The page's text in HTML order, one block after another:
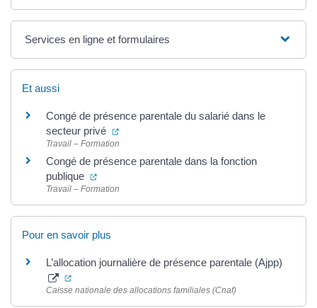
Services en ligne et formulaires
Et aussi
Congé de présence parentale du salarié dans le
secteur privé
(ouverture dans un nouvel onglet)
Travail – Formation
Congé de présence parentale dans la fonction
publique
(ouverture dans un nouvel onglet)
Travail – Formation
Pour en savoir plus
L’allocation journalière de présence parentale (Ajpp)
(ouverture dans un nouvel onglet)
Caisse nationale des allocations familiales (Cnaf)